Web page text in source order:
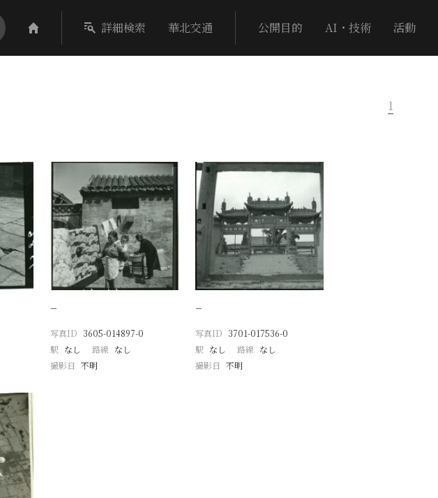
詳細検索 華北交通 公開目的 AI・技術 活動
1
−
写真ID 3605-014897-0
駅 なし 路線 なし
撮影日 不明
−
写真ID 3701-017536-0
駅 なし 路線 なし
撮影日 不明